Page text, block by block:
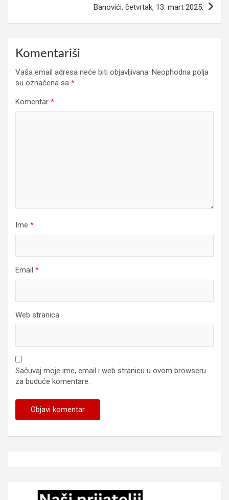
Banovići, četvrtak, 13. mart 2025.
Komentariši
Vaša email adresa neće biti objavljivana. Neophodna polja
su označena sa *
Komentar *
Ime *
Email *
Web stranica
Sačuvaj moje ime, email i web stranicu u ovom browseru
za buduće komentare.